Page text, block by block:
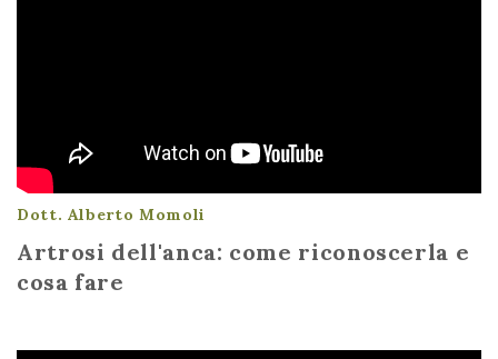
Dott. Alberto Momoli
Artrosi dell'anca: come riconoscerla e
cosa fare